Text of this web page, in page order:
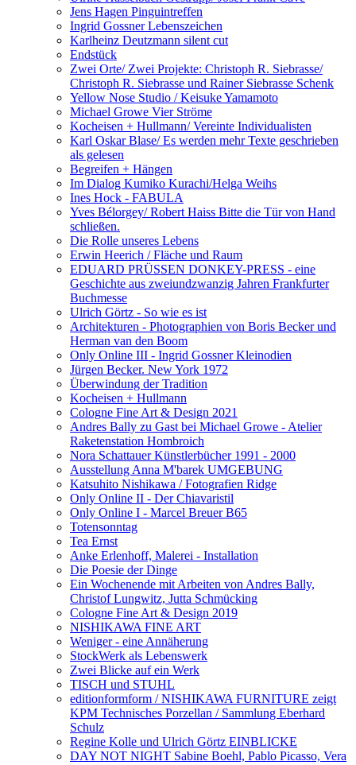
Jens Hagen Pinguintreffen
Ingrid Gossner Lebenszeichen
Karlheinz Deutzmann silent cut
Endstück
Zwei Orte/ Zwei Projekte: Christoph R. Siebrasse/
Christoph R. Siebrasse und Rainer Siebrasse Schenk
Yellow Nose Studio / Keisuke Yamamoto
Michael Growe Vier Ströme
Kocheisen + Hullmann/ Vereinte Individualisten
Karl Oskar Blase/ Es werden mehr Texte geschrieben
als gelesen
Begreifen + Hängen
Im Dialog Kumiko Kurachi/Helga Weihs
Ines Hock - FABULA
Yves Bélorgey/ Robert Haiss Bitte die Tür von Hand
schließen.
Die Rolle unseres Lebens
Erwin Heerich / Fläche und Raum
EDUARD PRÜSSEN DONKEY-PRESS - eine
Geschichte aus zweiundzwanzig Jahren Frankfurter
Buchmesse
Ulrich Görtz - So wie es ist
Architekturen - Photographien von Boris Becker und
Herman van den Boom
Only Online III - Ingrid Gossner Kleinodien
Jürgen Becker. New York 1972
Überwindung der Tradition
Kocheisen + Hullmann
Cologne Fine Art & Design 2021
Andres Bally zu Gast bei Michael Growe - Atelier
Raketenstation Hombroich
Nora Schattauer Künstlerbücher 1991 - 2000
Ausstellung Anna M'barek UMGEBUNG
Katsuhito Nishikawa / Fotografien Ridge
Only Online II - Der Chiavaristil
Only Online I - Marcel Breuer B65
Totensonntag
Tea Ernst
Anke Erlenhoff, Malerei - Installation
Die Poesie der Dinge
Ein Wochenende mit Arbeiten von Andres Bally,
Christof Lungwitz, Jutta Schmücking
Cologne Fine Art & Design 2019
NISHIKAWA FINE ART
Weniger - eine Annäherung
StockWerk als Lebenswerk
Zwei Blicke auf ein Werk
TISCH und STUHL
editionformform / NISHIKAWA FURNITURE zeigt
KPM Technisches Porzellan / Sammlung Eberhard
Schulz
Regine Kolle und Ulrich Görtz EINBLICKE
DAY NOT NIGHT Sabine Boehl, Pablo Picasso, Vera